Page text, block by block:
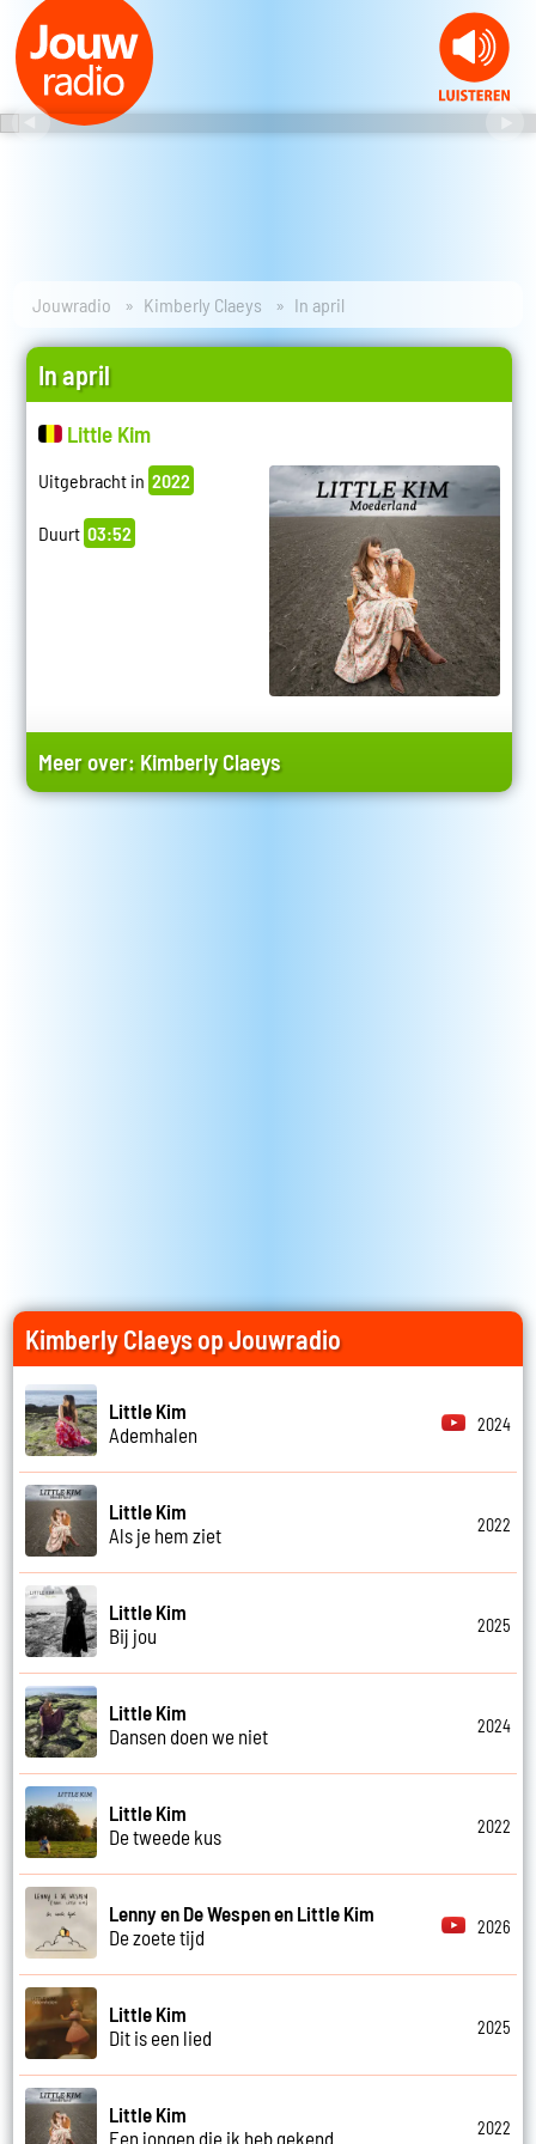
Jouwradio Kimberly Claeys In april
In april
Little Kim
Uitgebracht in 2022
Duurt 03:52
Meer over: Kimberly Claeys
Kimberly Claeys op Jouwradio
Little Kim
Ademhalen
2024
Little Kim
Als je hem ziet
2022
Little Kim
Bij jou
2025
Little Kim
Dansen doen we niet
2024
Little Kim
De tweede kus
2022
Lenny en De Wespen en Little Kim
De zoete tijd
2026
Little Kim
Dit is een lied
2025
Little Kim
Een jongen die ik heb gekend
2022